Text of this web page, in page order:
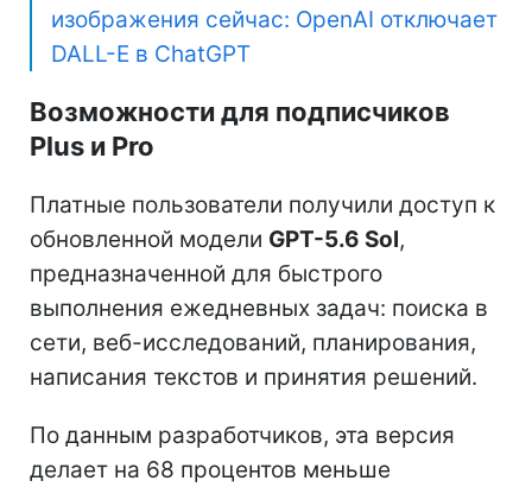
изображения сейчас: OpenAI отключает
DALL-E в ChatGPT
Возможности для подписчиков
Plus и Pro
Платные пользователи получили доступ к
обновленной модели GPT-5.6 Sol,
предназначенной для быстрого
выполнения ежедневных задач: поиска в
сети, веб-исследований, планирования,
написания текстов и принятия решений.
По данным разработчиков, эта версия
делает на 68 процентов меньше